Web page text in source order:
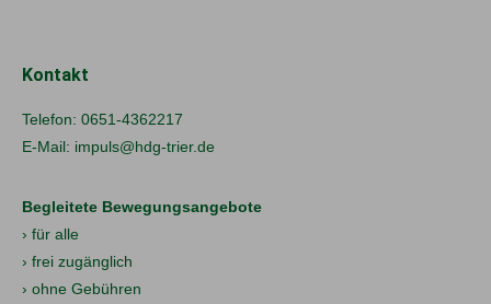
Kontakt
Telefon: 0651-4362217
E-Mail: impuls@hdg-trier.de
Begleitete Bewegungsangebote
› für alle
› frei zugänglich
› ohne Gebühren